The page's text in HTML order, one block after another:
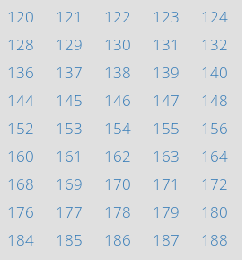
120 121 122 123
124
128 129 130 131
132
136 137 138 139
140
144 145 146 147
148
152 153 154 155
156
160 161 162 163
164
168 169 170 171
172
176 177 178 179
180
184 185 186 187
188